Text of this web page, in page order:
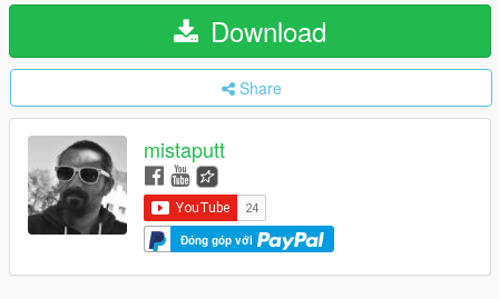
Download
Share
mistaputt
Đóng góp với